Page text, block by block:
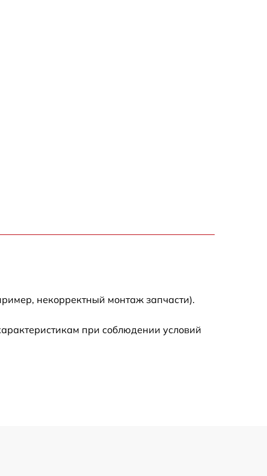
некорректный монтаж запчасти).
при соблюдении условий